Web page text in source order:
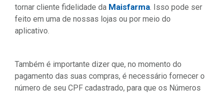
tornar cliente fidelidade da Maisfarma. Isso pode ser
feito em uma de nossas lojas ou por meio do
aplicativo.
Também é importante dizer que, no momento do
pagamento das suas compras, é necessário fornecer o
número de seu CPF cadastrado, para que os Números